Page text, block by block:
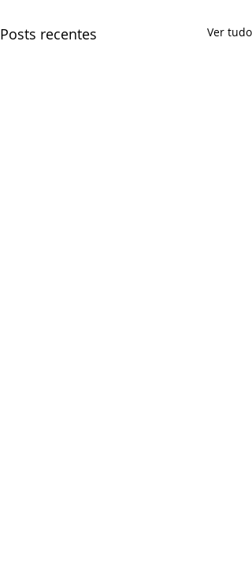
Posts recentes Ver tudo